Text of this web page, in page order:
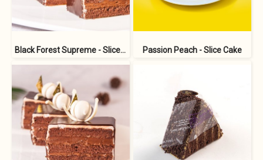
Black Forest Supreme - Slice Cake Passion Peach - Slice Cake